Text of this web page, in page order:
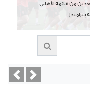
من قائمة الأهلي
بيراميدز
Next